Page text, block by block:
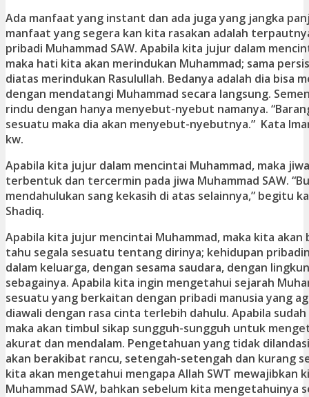
Ada manfaat yang instant dan ada juga yang jangka
manfaat yang segera kan kita rasakan adalah
pribadi Muhammad SAW. Apabila kita jujur dalam
maka hati kita akan merindukan Muhammad; sama
diatas merindukan Rasulullah. Bedanya adalah dia bisa
dengan mendatangi Muhammad secara langsung.
rindu dengan hanya menyebut-nyebut namanya.
sesuatu maka dia akan menyebut-nyebutnya.” Kata
kw.
Apabila kita jujur dalam mencintai Muhammad, maka
terbentuk dan tercermin pada jiwa Muhammad SAW.
mendahulukan sang kekasih di atas selainnya,” begitu
Shadiq.
Apabila kita jujur mencintai Muhammad, maka kita akan
tahu segala sesuatu tentang dirinya; kehidupan
dalam keluarga, dengan sesama saudara, dengan
sebagainya. Apabila kita ingin mengetahui sejarah
sesuatu yang berkaitan dengan pribadi manusia yang
diawali dengan rasa cinta terlebih dahulu. Apabila
maka akan timbul sikap sungguh-sungguh untuk
akurat dan mendalam. Pengetahuan yang tidak
akan berakibat rancu, setengah-setengah dan kurang
kita akan mengetahui mengapa Allah SWT mewajibkan
Muhammad SAW, bahkan sebelum kita mengetahuinya